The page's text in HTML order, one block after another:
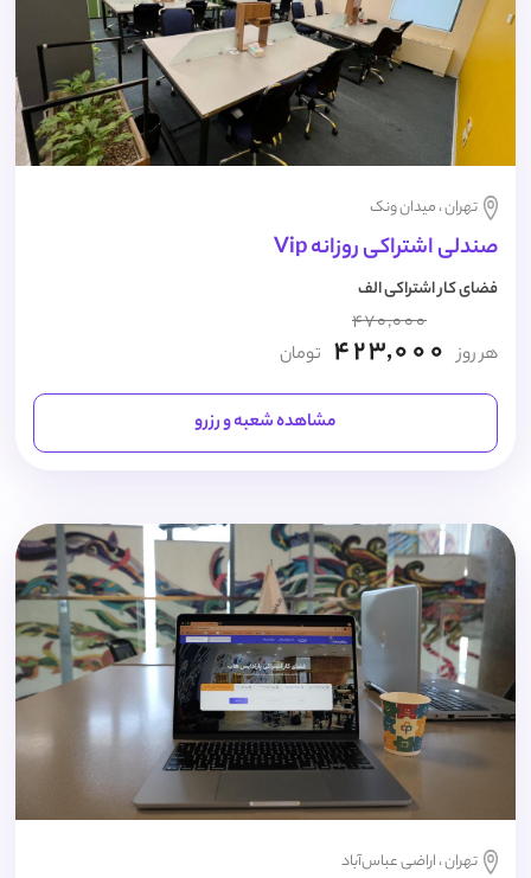
تهران ، میدان ونک
صندلی اشتراکی روزانه Vip
فضای کار اشتراکی الف
هر روز
470,000
423,000 تومان
مشاهده شعبه و رزرو
تهران ، اراضی عباس‌آباد